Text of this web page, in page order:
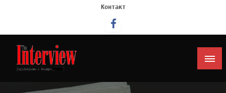
Контакт
Интервју